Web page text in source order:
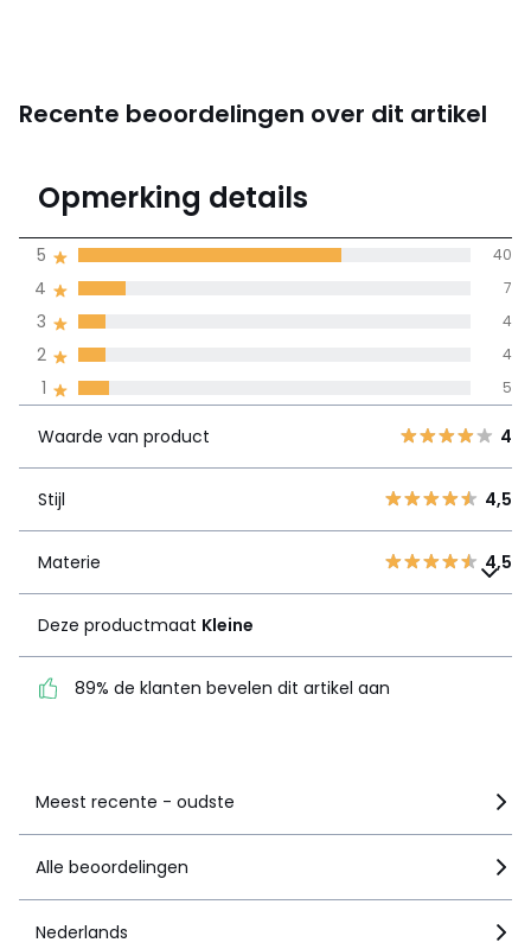
Recente beoordelingen over dit artikel
4,2
gemiddelde bereikt
door alle landen
100% gecertificeerde beoordelingen,
1
2 4
3
4 7
4
Deze productmaat
dit artikel aan
Opmerking details
1 5
2 4
3 4
4 7
5 40
Waarde van product 4
Stijl 4,5
Materie 4,5
Deze productmaat Kleine
89% de klanten bevelen dit artikel aan
Meest recente - oudste
Alle beoordelingen
Nederlands